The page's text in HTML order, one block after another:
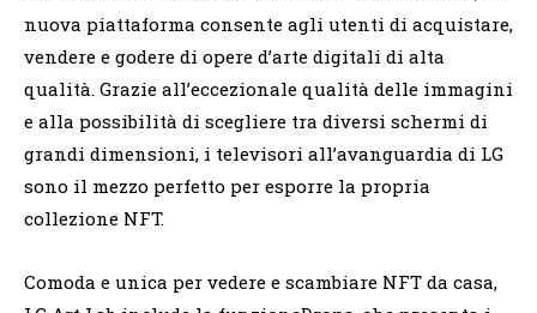
nuova piattaforma consente agli utenti di acquistare,
vendere e godere di opere d’arte digitali di alta
qualità. Grazie all’eccezionale qualità delle immagini
e alla possibilità di scegliere tra diversi schermi di
grandi dimensioni, i televisori all’avanguardia di LG
sono il mezzo perfetto per esporre la propria
collezione NFT.
Comoda e unica per vedere e scambiare NFT da casa,